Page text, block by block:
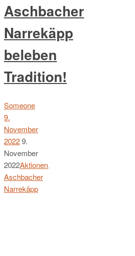
Aschbacher
Narrekäpp
beleben
Tradition!
Someone
9.
November
20229.
November
2022Aktionen,
Aschbacher
Narrekäpp